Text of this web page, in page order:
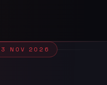
NOV 2026